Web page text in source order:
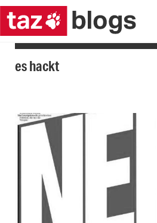
es hackt